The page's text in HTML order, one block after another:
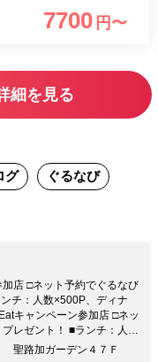
用したお料理で、実り
7700 円〜
細を見る
グ ぐるなび
店 □ネット予約でぐるなび
チ：人数×500P、ディナ
キャンペーン参加店 □ネッ
レゼント！ ■ランチ：人数
圧巻の夜景！東京タ
聖路加ガーデン４７Ｆ